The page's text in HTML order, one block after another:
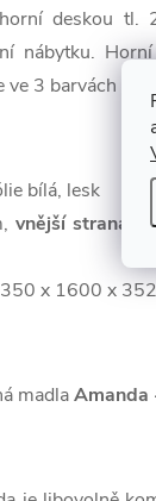
deskou tl.
nábytku.
3 barvách
bílá, lesk
vnější strana:
350 x 1600 x
madlaAmanda